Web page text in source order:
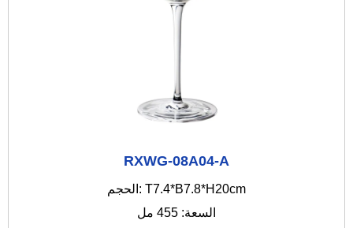
RXWG-08A04-A
الحجم: T7.4*B7.8*H20cm
السعة: 455 مل